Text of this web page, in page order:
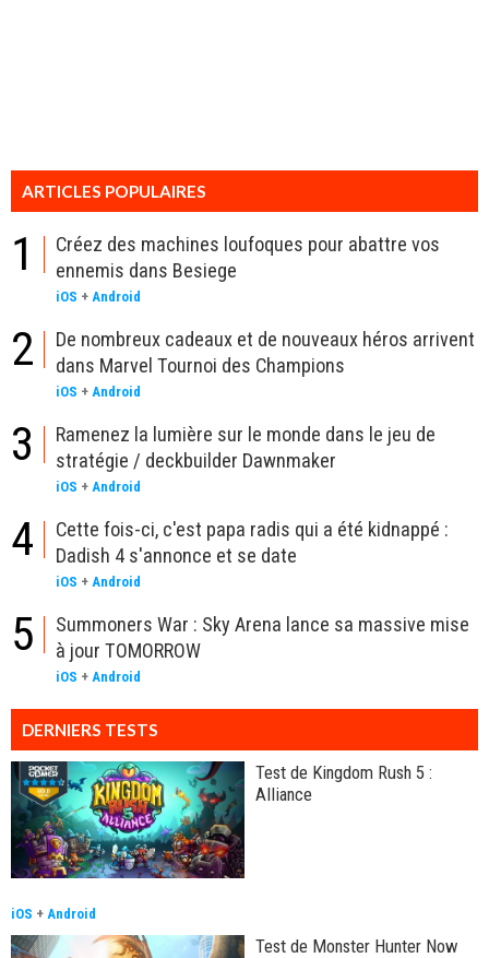
ARTICLES POPULAIRES
1
Créez des machines loufoques pour abattre vos
ennemis dans Besiege
iOS + Android
2
De nombreux cadeaux et de nouveaux héros arrivent
dans Marvel Tournoi des Champions
iOS + Android
3
Ramenez la lumière sur le monde dans le jeu de
stratégie / deckbuilder Dawnmaker
iOS + Android
4
Cette fois-ci, c'est papa radis qui a été kidnappé :
Dadish 4 s'annonce et se date
iOS + Android
5
Summoners War : Sky Arena lance sa massive mise
à jour TOMORROW
iOS + Android
DERNIERS TESTS
Test de Kingdom Rush 5 :
Alliance
iOS + Android
Test de Monster Hunter Now